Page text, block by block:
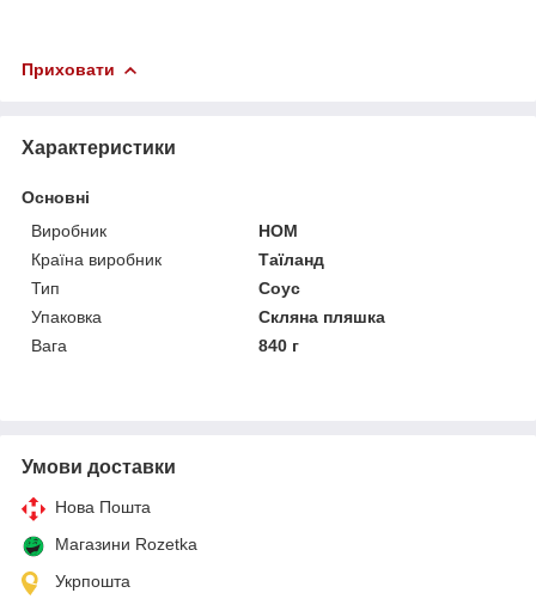
Приховати
Характеристики
Основні
Виробник
HOM
Країна виробник
Таїланд
Тип
Соус
Упаковка
Скляна пляшка
Вага
840 г
Умови доставки
Нова Пошта
Магазини Rozetka
Укрпошта